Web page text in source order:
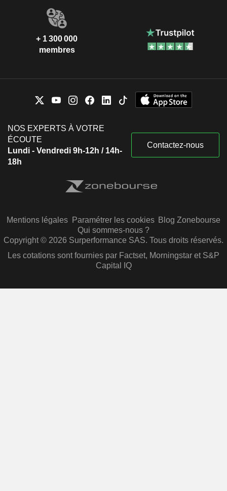
+ 1 300 000
membres
NOS EXPERTS À VOTRE
ÉCOUTE
Lundi - Vendredi 9h-12h / 14h-
18h
Contactez-nous
Mentions légales Paramétrer les cookies Blog Zonebourse
Qui sommes-nous ?
Copyright © 2026 Surperformance SAS. Tous droits réservés.
Les cotations sont fournies par Factset, Morningstar et S&P
Capital IQ